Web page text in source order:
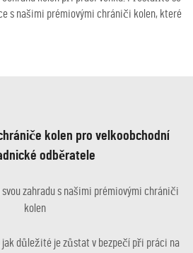
s našimi prémiovými chrániči kolen, které
kolen pro velkoobchodní
odběratele
zahradu s našimi prémiovými chrániči
kolen
jak důležité je zůstat v bezpečí při práci na